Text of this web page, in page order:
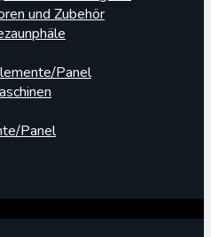
und Zubehör
Panel
Panel